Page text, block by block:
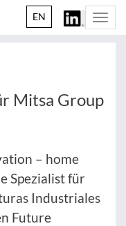
EN
Mitsa Group
– home
Spezialist für
Industriales
Future